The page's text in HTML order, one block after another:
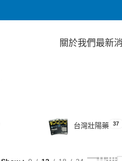
關於我們最新
台灣壯陽藥 37